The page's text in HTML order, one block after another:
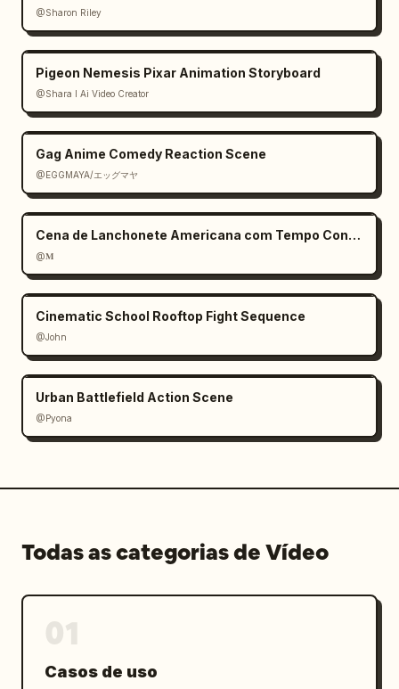
@Sharon Riley
Pigeon Nemesis Pixar Animation Storyboard
@Shara I Ai Video Creator
Gag Anime Comedy Reaction Scene
@EGGMAYA/エッグマヤ
Cena de Lanchonete Americana com Tempo Congelado
@𝐌
Cinematic School Rooftop Fight Sequence
@John
Urban Battlefield Action Scene
@Pyona
Todas as categorias de Vídeo
Casos de uso